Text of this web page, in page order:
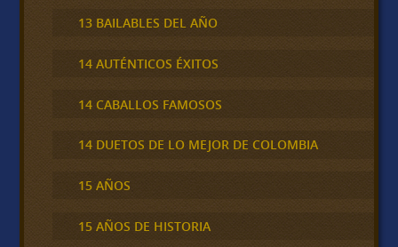
13 BAILABLES DEL AÑO
14 AUTÉNTICOS ÉXITOS
14 CABALLOS FAMOSOS
14 DUETOS DE LO MEJOR DE COLOMBIA
15 AÑOS
15 AÑOS DE HISTORIA